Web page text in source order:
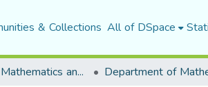
& Collections All of DSpace
Faculty of Mathematics and Computer Science Department of